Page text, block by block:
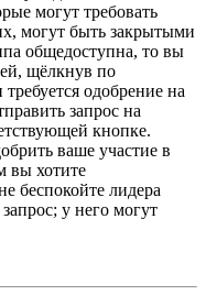
могут требовать
могут быть закрытыми
общедоступна, то вы
щёлкнув по
одобрение на
запрос на
кнопке.
ваше участие в
вы хотите
беспокойте лидера
у него могут